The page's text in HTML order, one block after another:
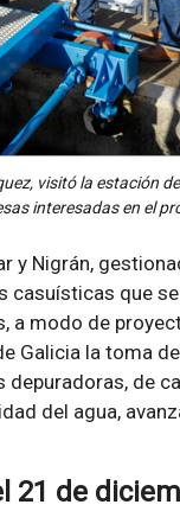
visitó la estación
interesadas en el
y Nigrán,
casuísticas que
a modo de
Galicia la toma
de
del agua,
21 de